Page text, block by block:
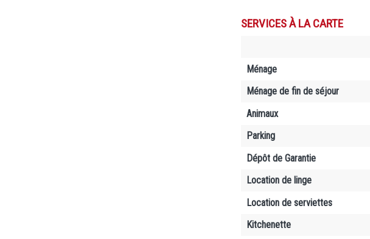
SERVICES À LA CARTE
Ménage
Ménage de fin de séjour
Animaux
Parking
Dépôt de Garantie
Location de linge
Location de serviettes
Kitchenette